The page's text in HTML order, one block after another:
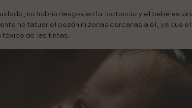
no habría riesgos en la lactancia y el bebé
no tatuar el pezón ni zonas cercanas a él, ya que
tóxico de las tintas.